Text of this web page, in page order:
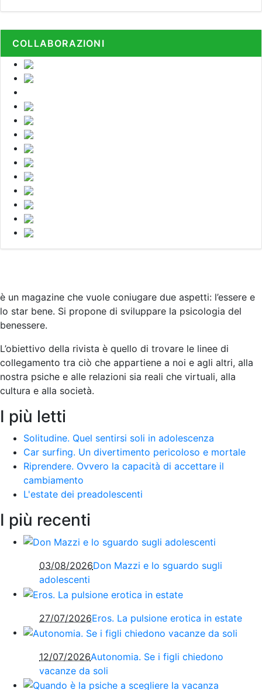
COLLABORAZIONI
è un magazine che vuole coniugare due aspetti: l’essere e
lo star bene. Si propone di sviluppare la psicologia del
benessere.
L’obiettivo della rivista è quello di trovare le linee di
collegamento tra ciò che appartiene a noi e agli altri, alla
nostra psiche e alle relazioni sia reali che virtuali, alla
cultura e alla società.
I più letti
Solitudine. Quel sentirsi soli in adolescenza
Car surfing. Un divertimento pericoloso e mortale
Riprendere. Ovvero la capacità di accettare il
cambiamento
L'estate dei preadolescenti
I più recenti
03/08/2026Don Mazzi e lo sguardo sugli
adolescenti
27/07/2026Eros. La pulsione erotica in estate
12/07/2026Autonomia. Se i figli chiedono
vacanze da soli